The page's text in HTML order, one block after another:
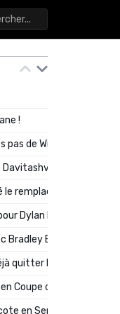
!
de Will Still ?
le remplaçant de Robinio
Dylan Batubinsika
Bradley Barcola ?
quitter Lyon en janvier
Coupe de France
en Serie A